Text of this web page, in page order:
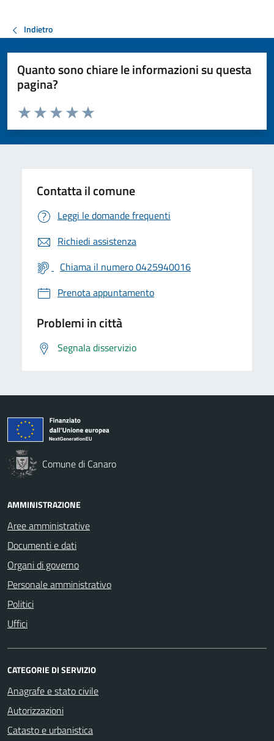
Indietro
Quanto sono chiare le informazioni su questa
pagina?
Valuta da 1 a 5 stelle la pagina
Valuta 5 stelle su 5
Valuta 4 stelle su 5
Valuta 3 stelle su 5
Valuta 2 stelle su 5
Valuta 1 stelle su 5
Contatta il comune
Leggi le domande frequenti
Richiedi assistenza
Chiama il numero 0425940016
Prenota appuntamento
Problemi in città
Segnala disservizio
Comune di Canaro
AMMINISTRAZIONE
Aree amministrative
Documenti e dati
Organi di governo
Personale amministrativo
Politici
Uffici
CATEGORIE DI SERVIZIO
Anagrafe e stato civile
Autorizzazioni
Catasto e urbanistica